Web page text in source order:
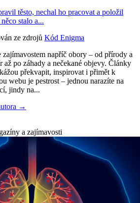
těsto, nechal ho pracovat a položil
stalo a...
ze zdrojů Kód Enigma
napříč obory – od přírody a
až po záhady a nečekané objevy. Články
překvapit, inspirovat i přimět k
webu je pestrost – jednou narazíte na
jindy na...
→
a zajímavosti